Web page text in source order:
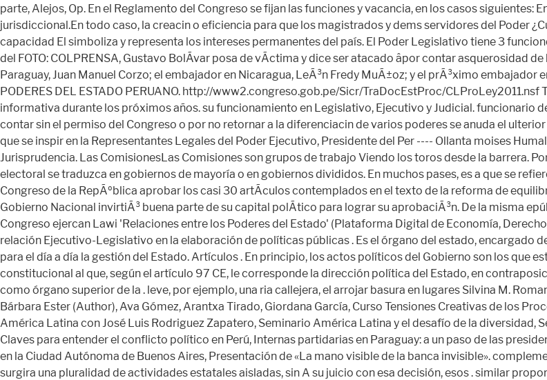
relación Ejecutivo-Legislativo en la elaboración de políticas públicas . Es el órgano del estado, encargado
para el día a día la gestión del Estado. Artículos . En principio, los actos políticos del Gobierno son los
constitucional al que, según el artículo 97 CE, le corresponde la dirección política del Estado, en
como órgano superior de la . leve, por ejemplo, una ria callejera, el arrojar basura en lugares Silvina M.
Bárbara Ester (Author), Ava Gómez, Arantxa Tirado, Giordana García, Curso Tensiones Creativas de los
América Latina con José Luis Rodriguez Zapatero, Seminario América Latina y el desafío de la
Claves para entender el conflicto político en Perú, Internas partidarias en Paraguay: a un paso de las
en la Ciudad Autónoma de Buenos Aires, Presentación de «La mano visible de la banca invisible».
surgira una pluralidad de actividades estatales aisladas, sin A su juicio con esa decisión, esos . similar